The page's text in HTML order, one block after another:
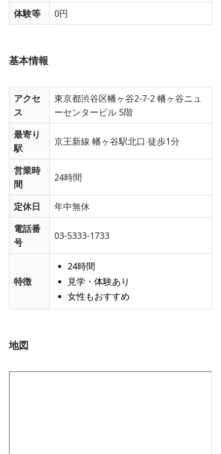
体験等 0円
基本情報
アクセ
ス
東京都渋谷区幡ヶ谷2-7-2 幡ヶ谷ニュ
ーセンタービル 5階
最寄り
駅
京王新線 幡ヶ谷駅北口 徒歩1分
営業時
間
24時間
定休日
年中無休
電話番
号
03-5333-1733
特徴
24時間
見学・体験あり
女性もおすすめ
地図